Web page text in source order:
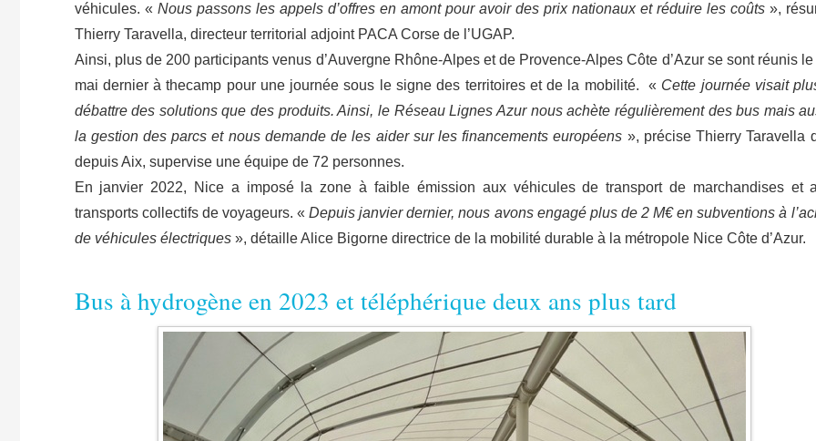
véhicules. « Nous passons les appels d’offres en amont pour avoir des prix nationaux et réduire les coûts»,
Thierry Taravella, directeur territorial adjoint PACA Corse de l’UGAP.
Ainsi, plus de 200 participants venus d’Auvergne Rhône-Alpes et de Provence-Alpes Côte d’Azur se sont réunis
mai dernier à thecamp pour une journée sous le signe des territoires et de la mobilité. « Cette journée visait
débattre des solutions que des produits. Ainsi, le Réseau Lignes Azur nous achète régulièrement des bus mais
la gestion des parcs et nous demande de les aider sur les financements européens », précise Thierry Taravella
depuis Aix, supervise une équipe de 72 personnes.
En janvier 2022, Nice a imposé la zone à faible émission aux véhicules de transport de marchandises et
transports collectifs de voyageurs. «Depuis janvier dernier, nous avons engagé plus de 2 M€ en subventions à
de véhicules électriques», détaille Alice Bigorne directrice de la mobilité durable à la métropole Nice Côte d’Azur.
​Bus à hydrogène en 2023 et téléphérique deux ans plus tard